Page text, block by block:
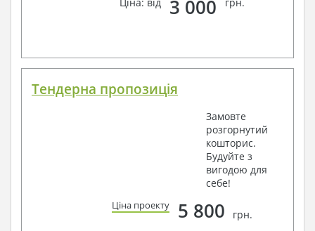
3 000
Тендерна пропозиція
Замовте
розгорнутий
кошторис.
Будуйте з
вигодою для
себе!
Ціна проекту 5 800 грн.